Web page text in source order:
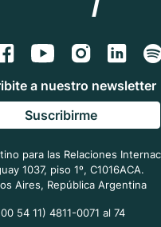
para las Relaciones
1037, piso 1º, C1016ACA.
Aires, República Argentina
54 11) 4811-0071 al 74
a nuestro newsletter
Suscribirme